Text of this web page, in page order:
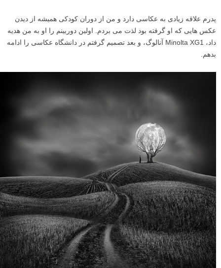
پدرم علاقه زیادى به عکاسى دارد و من از دوران کودکى همیشه از دیدن
عکس هایى که او گرفته بود لذت می بردم. اولین دوربینم را او به من هدیه
داد، Minolta XG1 آنالوگ، و بعد تصمیم گرفتم در دانشگاه عکاسى را ادامه
بدهم.